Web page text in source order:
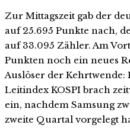
Zur Mittagszeit gab der
auf 25.695 Punkte nach,
auf 33.095 Zähler. Am
Punkten noch ein neues
Auslöser der Kehrtwende:
Leitindex KOSPI brach
ein, nachdem Samsung
zweite Quartal vorgelegt